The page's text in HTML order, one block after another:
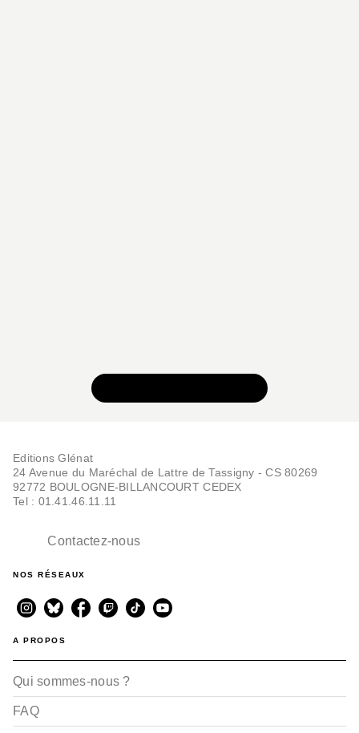
Editions Glénat
24 Avenue du Maréchal de Lattre de Tassigny - CS 80269
92772 BOULOGNE-BILLANCOURT CEDEX
Tel : 01.41.46.11.11
Contactez-nous
NOS RÉSEAUX
A PROPOS
Qui sommes-nous ?
FAQ